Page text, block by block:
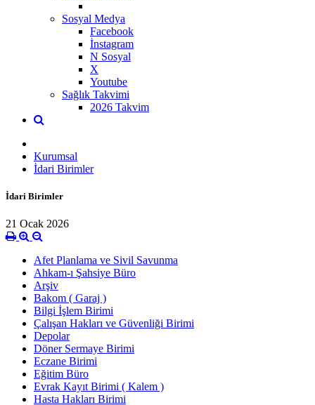
Sosyal Medya
Facebook
İnstagram
N Sosyal
X
Youtube
Sağlık Takvimi
2026 Takvim
Kurumsal
İdari Birimler
İdari Birimler
21 Ocak 2026
Afet Planlama ve Sivil Savunma
Ahkam-ı Şahsiye Büro
Arşiv
Bakom ( Garaj )
Bilgi İşlem Birimi
Çalışan Hakları ve Güvenliği Birimi
Depolar
Döner Sermaye Birimi
Eczane Birimi
Eğitim Büro
Evrak Kayıt Birimi ( Kalem )
Hasta Hakları Birimi